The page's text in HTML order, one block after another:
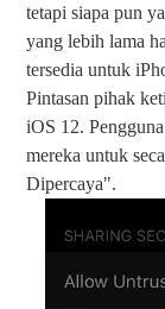
tetapi siapa pun
yang lebih lama
tersedia untuk
Pintasan pihak
iOS 12.
mereka untuk
Dipercaya".